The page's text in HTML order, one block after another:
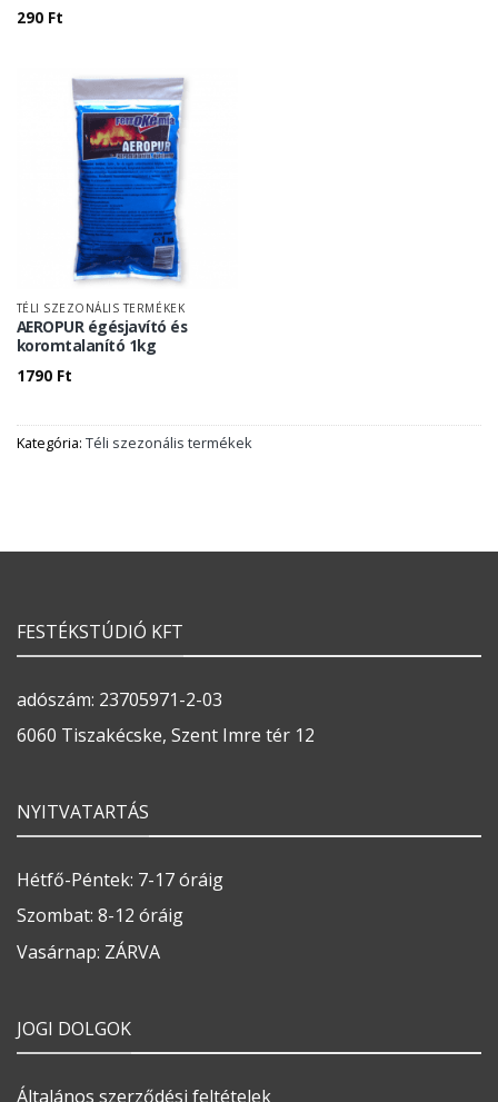
290 Ft
TÉLI SZEZONÁLIS TERMÉKEK
AEROPUR égésjavító és
koromtalanító 1kg
1790 Ft
Kategória: Téli szezonális termékek
FESTÉKSTÚDIÓ KFT
adószám: 23705971-2-03
6060 Tiszakécske, Szent Imre tér 12
NYITVATARTÁS
Hétfő-Péntek: 7-17 óráig
Szombat: 8-12 óráig
Vasárnap: ZÁRVA
JOGI DOLGOK
Általános szerződési feltételek